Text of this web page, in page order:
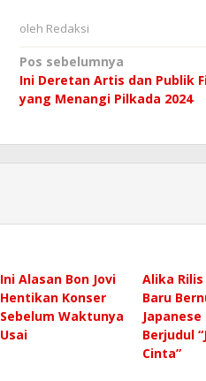
oleh Redaksi
Navigasi
pos
Pos sebelumnya
Ini Deretan Artis dan Publik
yang Menangi Pilkada 2024
Ini Alasan Bon Jovi
Hentikan Konser
Sebelum Waktunya
Usai
Alika
Baru
Japanese
Berjudul
Cinta”